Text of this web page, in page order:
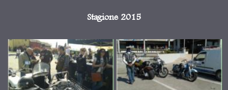
Stagione 2015